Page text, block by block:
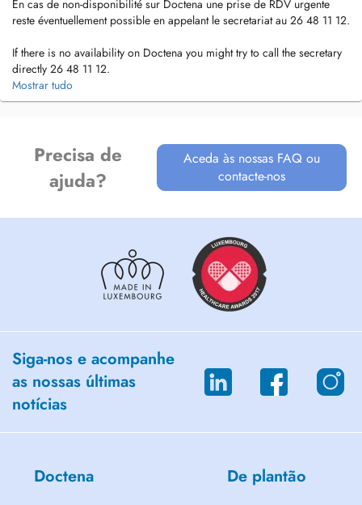
En cas de non-disponibilité sur Doctena une prise de RDV urgente
reste éventuellement possible en appelant le secretariat au 26 48 11 12.
If there is no availability on Doctena you might try to call the secretary
directly 26 48 11 12.
Pour les cas urgents en soirée ou le weekend veuillez vous adresser à
please contact the Maison Médicale.
Maison Médicale
Luxembourg
Etudes de médecine à l'Université Libre de Bruxelles 2000-2007
Mostrar tudo
Precisa de
ajuda?
Aceda às nossas FAQ ou
contacte-nos
Siga-nos e acompanhe
as nossas últimas
notícias
Doctena De plantão